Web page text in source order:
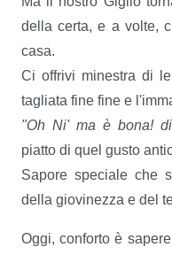
della certa, e a volte,
casa.
Ci offrivi minestra di
tagliata fine fine e
"Oh Ni' ma è bona!
piatto di quel gusto
Sapore speciale che
della giovinezza e del
Oggi, conforto è